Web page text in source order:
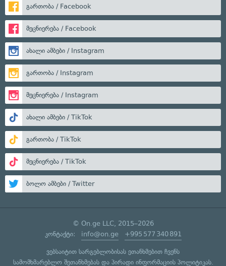
გართობა / Facebook
მეცნიერება / Facebook
ახალი ამბები / Instagram
გართობა / Instagram
მეცნიერება / Instagram
ახალი ამბები / TikTok
გართობა / TikTok
მეცნიერება / TikTok
ბოლო ამბები / Twitter
© On.ge LLC, 2015–2026
კონტაქტი: info@on.ge +995 577 340 891
ვებსაიტით სარგებლობისას ეთანხმებით ჩვენს
სამომხმარებლო შეთანხმებასდა პირადი ინფორმაციის პოლიტიკას.